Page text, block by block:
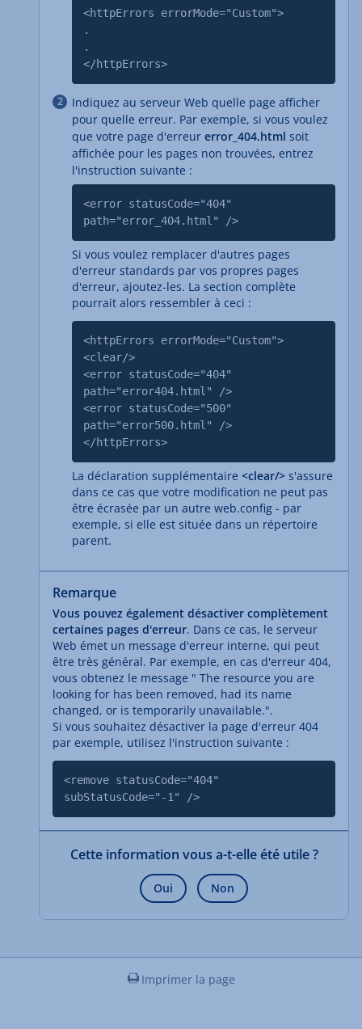
<httpErrors errorMode="Custom">
.
.
</httpErrors>
Indiquez au serveur Web quelle page afficher
pour quelle erreur. Par exemple, si vous voulez
que votre page d'erreur error_404.html soit
affichée pour les pages non trouvées, entrez
l'instruction suivante :
<error statusCode="404"
path="error_404.html" />
Si vous voulez remplacer d'autres pages
d'erreur standards par vos propres pages
d'erreur, ajoutez-les. La section complète
pourrait alors ressembler à ceci :
<httpErrors errorMode="Custom">
<clear/>
<error statusCode="404"
path="error404.html" />
<error statusCode="500"
path="error500.html" />
</httpErrors>
La déclaration supplémentaire <clear/> s'assure
dans ce cas que votre modification ne peut pas
être écrasée par un autre web.config - par
exemple, si elle est située dans un répertoire
parent.
Remarque
Vous pouvez également désactiver complètement
certaines pages d'erreur. Dans ce cas, le serveur
Web émet un message d'erreur interne, qui peut
être très général. Par exemple, en cas d'erreur 404,
vous obtenez le message " The resource you are
looking for has been removed, had its name
changed, or is temporarily unavailable.".
Si vous souhaitez désactiver la page d'erreur 404
par exemple, utilisez l'instruction suivante :
<remove statusCode="404"
subStatusCode="-1" />
Cette information vous a-t-elle été utile ?
Oui Non
Imprimer la page